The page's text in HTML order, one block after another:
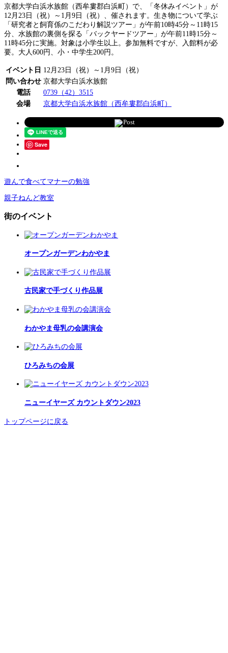
京都大学白浜水族館（西牟婁郡白浜町）で、「冬休みイベント」が
12月23日（祝）～1月9日（祝）、催されます。生き物について学ぶ
「研究者と飼育係のこだわり解説ツアー」が午前10時45分～11時15
分、水族館の裏側を探る「バックヤードツアー」が午前11時15分～
11時45分に実施。対象は小学生以上。参加無料ですが、入館料が必
要。大人600円、小・中学生200円。
イベント日 12月23日（祝）～1月9日（祝）
問い合わせ 京都大学白浜水族館
電話
0739（42）3515
会場
京都大学白浜水族館（西牟婁郡白浜町）
Post
Save
遊んで食べてマナーの勉強
親子ねんど教室
街のイベント
オープンガーデンわかやま
古民家で手づくり作品展
わかやま母乳の会講演会
ひろみちの会展
ニューイヤーズ カウントダウン2023
トップページに戻る